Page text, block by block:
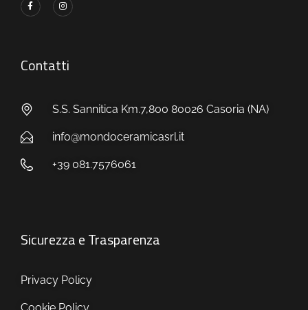
Contatti
S.S. Sannitica Km.7,800 80026 Casoria (NA)
info@mondoceramicasrl.it
+39 081.7576061
Sicurezza e Trasparenza
Privacy Policy